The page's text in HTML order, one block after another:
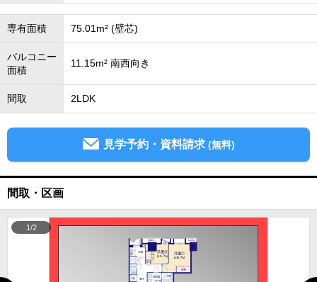
専有面積 75.01m² (壁芯)
バルコニー
面積
11.15m² 南西向き
間取 2LDK
見学予約・資料請求 (無料)
間取・区画
1/2